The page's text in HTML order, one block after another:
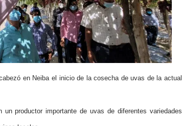
en Neiba el inicio de la cosecha de uvas de la actual
productor importante de uvas de diferentes variedades